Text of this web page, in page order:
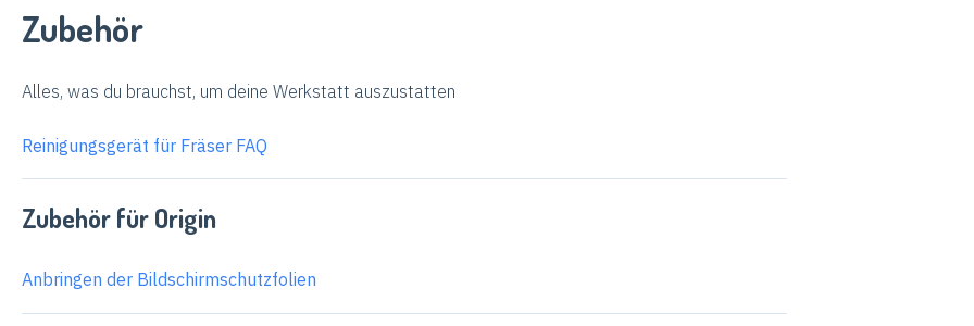
Zubehör
Alles, was du brauchst, um deine Werkstatt auszustatten
Reinigungsgerät für Fräser FAQ
Zubehör für Origin
Anbringen der Bildschirmschutzfolien